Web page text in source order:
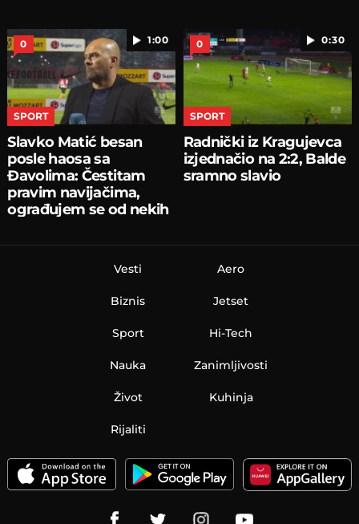
1:00
0
SPORT
Slavko Matić besan
posle haosa sa
Đavolima: Čestitam
pravim navijačima,
ograđujem se od nekih
0:30
0
SPORT
Radnički iz Kragujevca
izjednačio na 2:2, Balde
sramno slavio
Vesti
Biznis
Sport
Nauka
Aero
Jetset
Hi-Tech
Zanimljivosti
Život Kuhinja
Rijaliti